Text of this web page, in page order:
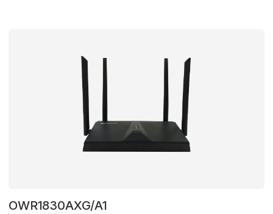
OWR1830AXG/A1